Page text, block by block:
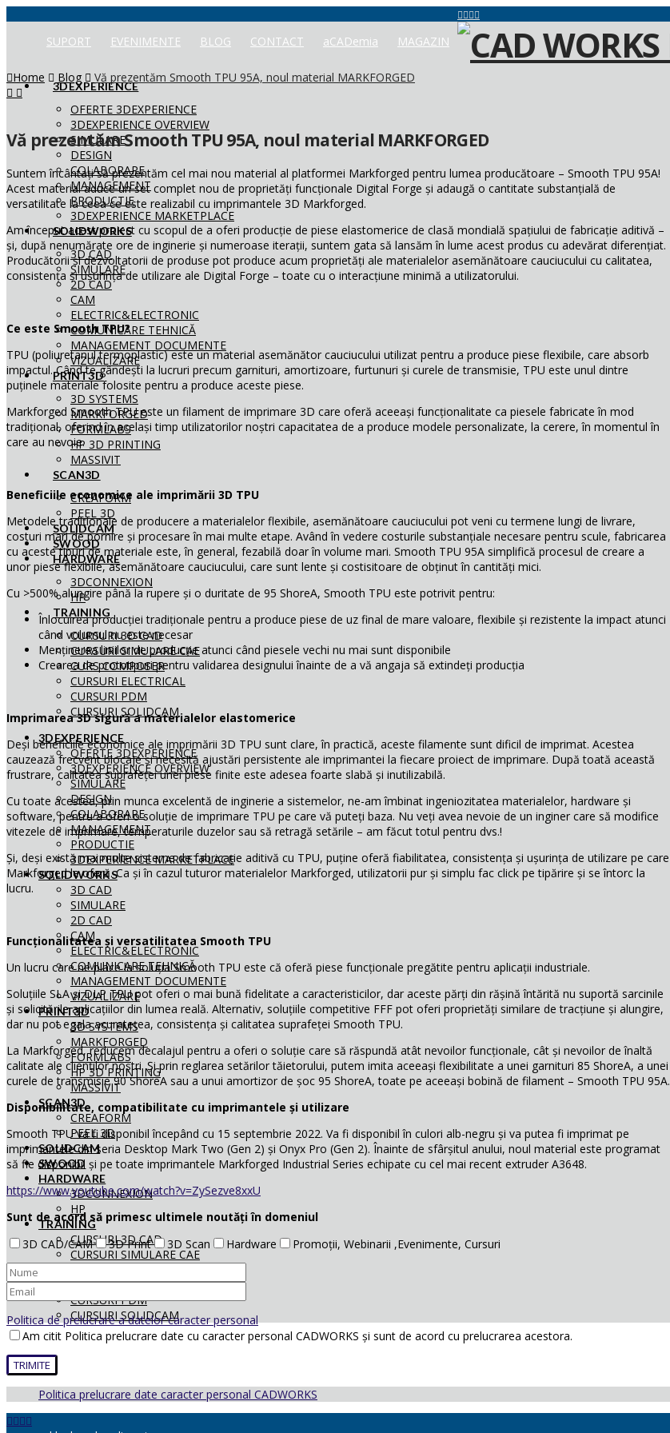
SUPORT EVENIMENTE BLOG CONTACT aCADemia MAGAZIN
3DEXPERIENCE
OFERTE 3DEXPERIENCE
3DEXPERIENCE OVERVIEW
SIMULARE
DESIGN
COLABORARE
MANAGEMENT
PRODUCTIE
3DEXPERIENCE MARKETPLACE
SOLIDWORKS
3D CAD
SIMULARE
2D CAD
CAM
ELECTRIC&ELECTRONIC
COMUNICARE TEHNICĂ
MANAGEMENT DOCUMENTE
VIZUALIZARE
PRINT3D
3D SYSTEMS
MARKFORGED
FORMLABS
HP 3D PRINTING
MASSIVIT
SCAN3D
CREAFORM
PEEL 3D
SOLIDCAM
SWOOD
HARDWARE
3DCONNEXION
HP
TRAINING
CURSURI 3D CAD
CURSURI SIMULARE CAE
CURS COMPOSER
CURSURI ELECTRICAL
CURSURI PDM
CURSURI SOLIDCAM
3DEXPERIENCE
OFERTE 3DEXPERIENCE
3DEXPERIENCE OVERVIEW
SIMULARE
DESIGN
COLABORARE
MANAGEMENT
PRODUCTIE
3DEXPERIENCE MARKETPLACE
SOLIDWORKS
3D CAD
SIMULARE
2D CAD
CAM
ELECTRIC&ELECTRONIC
COMUNICARE TEHNICĂ
MANAGEMENT DOCUMENTE
VIZUALIZARE
PRINT3D
3D SYSTEMS
MARKFORGED
FORMLABS
HP 3D PRINTING
MASSIVIT
SCAN3D
CREAFORM
PEEL 3D
SOLIDCAM
SWOOD
HARDWARE
3DCONNEXION
HP
TRAINING
CURSURI 3D CAD
CURSURI SIMULARE CAE
CURSURI ELECTRICAL
CURSURI PDM
CURSURI SOLIDCAM
Home Blog Vă prezentăm Smooth TPU 95A, noul material MARKFORGED
Vă prezentăm Smooth TPU 95A, noul material MARKFORGED
Suntem încântați să prezentăm cel mai nou material al platformei Markforged pentru lumea producătoare – Smooth TPU 95A!
Acest material aduce un set complet nou de proprietăți funcționale Digital Forge și adaugă o cantitate substanțială de
versatilitate la ceea ce este realizabil cu imprimantele 3D Markforged.
Am început acest proiect cu scopul de a oferi producție de piese elastomerice de clasă mondială spațiului de fabricație aditivă –
și, după nenumărate ore de inginerie și numeroase iterații, suntem gata să lansăm în lume acest produs cu adevărat diferențiat.
Producătorii și dezvoltatorii de produse pot produce acum proprietăți ale materialelor asemănătoare cauciucului cu calitatea,
consistența și ușurința de utilizare ale Digital Forge – toate cu o interacțiune minimă a utilizatorului.
Ce este Smooth TPU?
TPU (poliuretanul termoplastic) este un material asemănător cauciucului utilizat pentru a produce piese flexibile, care absorb
impactul. Când te gândești la lucruri precum garnituri, amortizoare, furtunuri și curele de transmisie, TPU este unul dintre
puținele materiale folosite pentru a produce aceste piese.
Markforged Smooth TPU este un filament de imprimare 3D care oferă aceeași funcționalitate ca piesele fabricate în mod
tradițional, oferind în același timp utilizatorilor noștri capacitatea de a produce modele personalizate, la cerere, în momentul în
care au nevoie.
Beneficiile economice ale imprimării 3D TPU
Metodele tradiționale de producere a materialelor flexibile, asemănătoare cauciucului pot veni cu termene lungi de livrare,
costuri mari de pornire și procesare în mai multe etape. Având în vedere costurile substanțiale necesare pentru scule, fabricarea
cu aceste tipuri de materiale este, în general, fezabilă doar în volume mari. Smooth TPU 95A simplifică procesul de creare a
unor piese flexibile, asemănătoare cauciucului, care sunt lente și costisitoare de obținut în cantități mici.
Cu >500% alungire până la rupere și o duritate de 95 ShoreA, Smooth TPU este potrivit pentru:
Înlocuirea producției tradiționale pentru a produce piese de uz final de mare valoare, flexibile și rezistente la impact atunci
când volumul nu este necesar
Menținerea liniilor de producție atunci când piesele vechi nu mai sunt disponibile
Crearea de prototipuri pentru validarea designului înainte de a vă angaja să extindeți producția
Imprimarea 3D sigură a materialelor elastomerice
Deși beneficiile economice ale imprimării 3D TPU sunt clare, în practică, aceste filamente sunt dificil de imprimat. Acestea
cauzează frecvent blocaje și necesită ajustări persistente ale imprimantei la fiecare proiect de imprimare. După toată această
frustrare, calitatea suprafeței unei piese finite este adesea foarte slabă și inutilizabilă.
Cu toate acestea, prin munca excelentă de inginerie a sistemelor, ne-am îmbinat ingeniozitatea materialelor, hardware și
software, pentru a oferi o soluție de imprimare TPU pe care vă puteți baza. Nu veți avea nevoie de un inginer care să modifice
vitezele de imprimare, temperaturile duzelor sau să retragă setările – am făcut totul pentru dvs.!
Și, deși există mai multe sisteme de fabricație aditivă cu TPU, puține oferă fiabilitatea, consistența și ușurința de utilizare pe care
Markforged le oferă. Ca și în cazul tuturor materialelor Markforged, utilizatorii pur și simplu fac click pe tipărire și se întorc la
lucru.
Funcționalitatea și versatilitatea Smooth TPU
Un lucru care ne place la soluția Smooth TPU este că oferă piese funcționale pregătite pentru aplicații industriale.
Soluțiile SLA și DLP TPU pot oferi o mai bună fidelitate a caracteristicilor, dar aceste părți din rășină întărită nu suportă sarcinile
și solicitările aplicațiilor din lumea reală. Alternativ, soluțiile competitive FFF pot oferi proprietăți similare de tracțiune și alungire,
dar nu pot egala acuratețea, consistența și calitatea suprafeței Smooth TPU.
La Markforged, reducem decalajul pentru a oferi o soluție care să răspundă atât nevoilor funcționale, cât și nevoilor de înaltă
calitate ale clienților noștri. Și prin reglarea setărilor tăietorului, putem imita aceeași flexibilitate a unei garnituri 85 ShoreA, a unei
curele de transmisie 90 ShoreA sau a unui amortizor de șoc 95 ShoreA, toate pe aceeași bobină de filament – Smooth TPU 95A.
Disponibilitate, compatibilitate cu imprimantele și utilizare
Smooth TPU va fi disponibil începând cu 15 septembrie 2022. Va fi disponibil în culori alb-negru și va putea fi imprimat pe
imprimantele din seria Desktop Mark Two (Gen 2) și Onyx Pro (Gen 2). Înainte de sfârșitul anului, noul material este programat
să fie disponibil și pe toate imprimantele Markforged Industrial Series echipate cu cel mai recent extruder A3648.
https://www.youtube.com/watch?v=ZySezve8xxU
Sunt de acord să primesc ultimele noutăți în domeniul
3D CAD/CAM
3D Print 3D Scan Hardware Promoții, Webinarii ,Evenimente, Cursuri
Politica de prelucrare a datelor caracter personal
Am citit Politica prelucrare date cu caracter personal CADWORKS și sunt de acord cu prelucrarea acestora.
Politica prelucrare date caracter personal CADWORKS